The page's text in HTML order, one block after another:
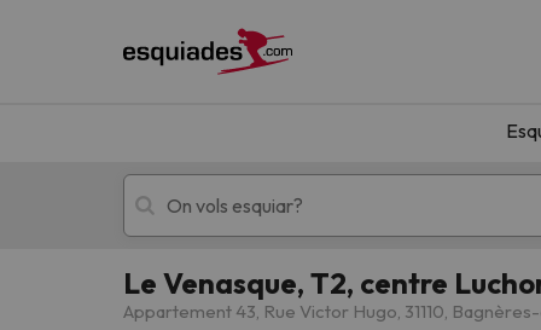
Esquí Escapades
Le Venasque, T2, centre
Appartement 43, Rue Victor Hugo, 31110,